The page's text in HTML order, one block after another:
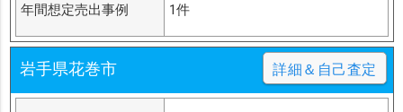
年間想定売出事例 1件
岩手県花巻市 詳細＆自己査定